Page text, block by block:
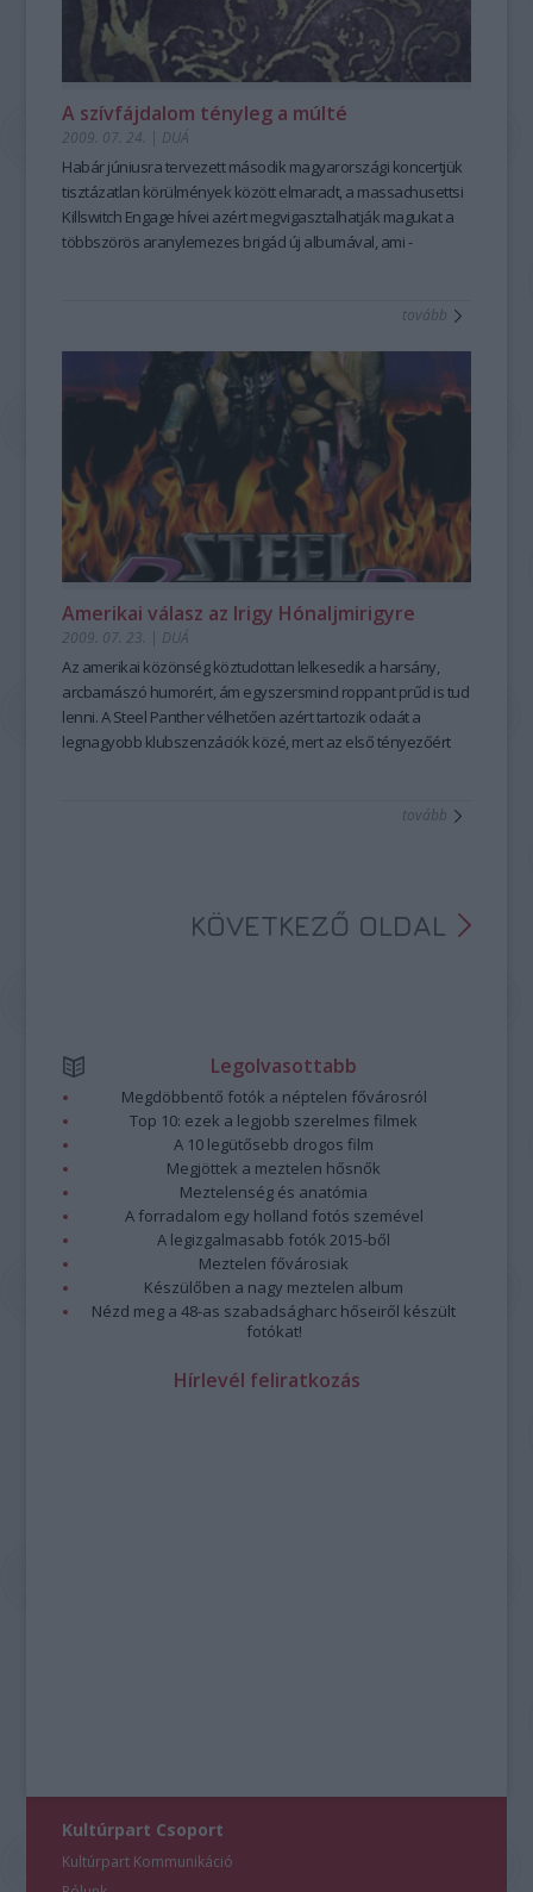
A szívfájdalom tényleg a múlté
2009. 07. 24. | DUÁ
Habár júniusra tervezett második magyarországi koncertjük
tisztázatlan körülmények között elmaradt, a massachusettsi
Killswitch Engage hívei azért megvigasztalhatják magukat a
többszörös aranylemezes brigád új albumával, ami -
tovább
Amerikai válasz az Irigy Hónaljmirigyre
2009. 07. 23. | DUÁ
Az amerikai közönség köztudottan lelkesedik a harsány,
arcbamászó humorért, ám egyszersmind roppant prűd is tud
lenni. A Steel Panther vélhetően azért tartozik odaát a
legnagyobb klubszenzációk közé, mert az első tényezőért
tovább
KÖVETKEZŐ OLDAL
Legolvasottabb
Megdöbbentő fotók a néptelen fővárosról
Top 10: ezek a legjobb szerelmes filmek
A 10 legütősebb drogos film
Megjöttek a meztelen hősnők
Meztelenség és anatómia
A forradalom egy holland fotós szemével
A legizgalmasabb fotók 2015-ből
Meztelen fővárosiak
Készülőben a nagy meztelen album
Nézd meg a 48-as szabadságharc hőseiről készült
fotókat!
Hírlevél feliratkozás
Kultúrpart Csoport
Kultúrpart Kommunikáció